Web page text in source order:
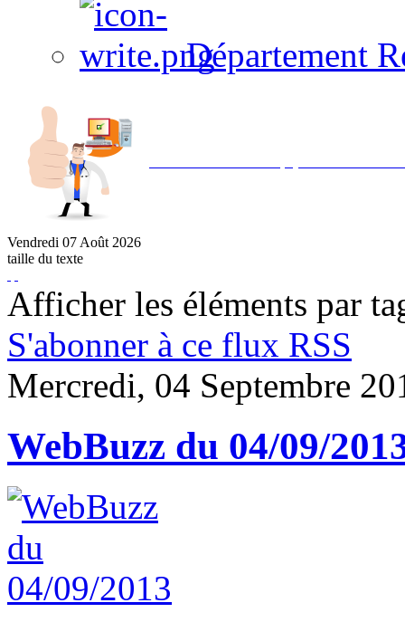
Département
Vendredi 07 Août 2026
taille du texte
Afficher les éléments par
S'abonner à ce flux RSS
Mercredi, 04 Septembre
WebBuzz du 04/09/